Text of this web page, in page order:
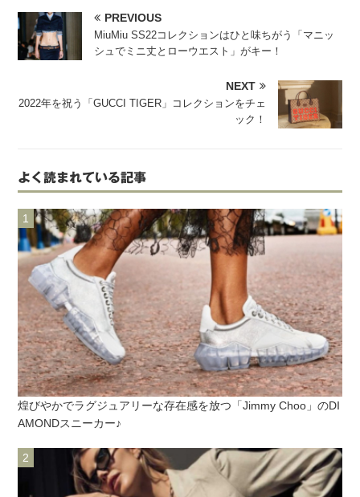
PREVIOUS
MiuMiu SS22コレクションはひと味ちがう「マニッ
シュでミニ丈とローウエスト」がキー！
NEXT
2022年を祝う「GUCCI TIGER」コレクションをチェ
ック！
よく読まれている記事
煌びやかでラグジュアリーな存在感を放つ「Jimmy Choo」のDI
AMONDスニーカー♪